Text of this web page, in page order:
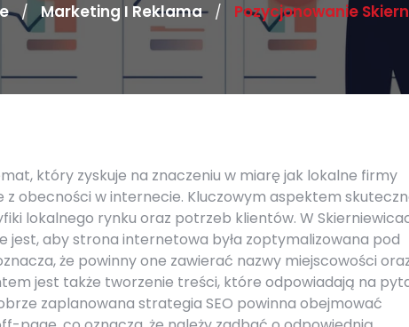
/ Marketing I Reklama / Pozycjonowanie
który zyskuje na znaczeniu w miarę jak lokalne firmy
obecności w internecie. Kluczowym aspektem
lokalnego rynku oraz potrzeb klientów. W
jest, aby strona internetowa była zoptymalizowana pod
że powinny one zawierać nazwy miejscowości
jest także tworzenie treści, które odpowiadają na
zaplanowana strategia SEO powinna obejmować